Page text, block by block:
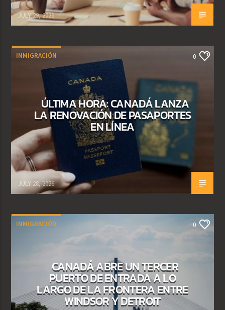
JULY 29, 2026
INMIGRACIÓN 0
ÚLTIMA HORA: CANADÁ LANZA
LA RENOVACIÓN DE PASAPORTES
EN LÍNEA
JULY 28, 2026
INMIGRACIÓN 0
CANADÁ ABRE UN TERCER
PUERTO DE ENTRADA A LO
LARGO DE LA FRONTERA ENTRE
WINDSOR Y DETROIT